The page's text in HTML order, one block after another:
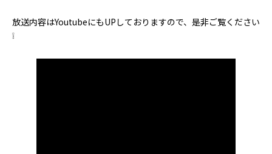
放送内容はYoutubeにもUPしておりますので、是非ご覧ください
❕